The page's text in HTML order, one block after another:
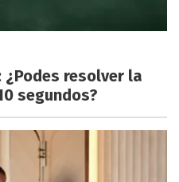
resolver la
segundos?